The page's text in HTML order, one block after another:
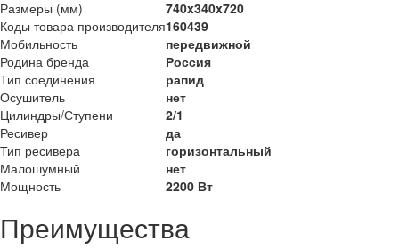
Размеры (мм)
740x340x720
Коды товара производителя160439
Мобильность
передвижной
Родина бренда
Россия
Тип соединения
рапид
Осушитель
нет
Цилиндры/Ступени
2/1
Ресивер
да
Тип ресивера
горизонтальный
Малошумный
нет
Мощность
2200 Вт
Преимущества